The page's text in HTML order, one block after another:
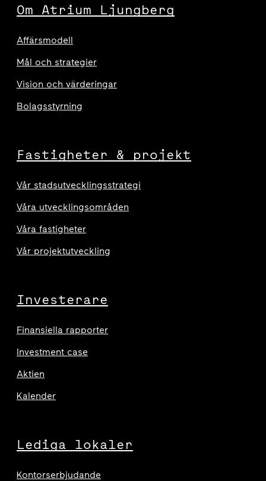
Om Atrium Ljungberg
Affärsmodell
Mål och strategier
Vision och värderingar
Bolagsstyrning
Fastigheter & projekt
Vår stadsutvecklingsstrategi
Våra utvecklingsområden
Våra fastigheter
Vår projektutveckling
Investerare
Finansiella rapporter
Investment case
Aktien
Kalender
Lediga lokaler
Kontorserbjudande